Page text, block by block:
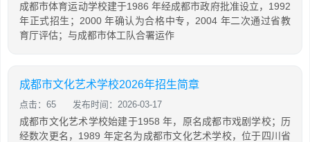
成都市体育运动学校建于1986 年经成都市政府批准设立，1992
年正式招生；2000 年确认为合格中专，2004 年二次通过省教
育厅评估；与成都市体工队合署运作
成都市文化艺术学校2026年招生简章
点击：65 发布时间：2026-03-17
成都市文化艺术学校始建于1958 年，原名成都市戏剧学校；历
经数次更名，1989 年定名为成都市文化艺术学校，位于四川省